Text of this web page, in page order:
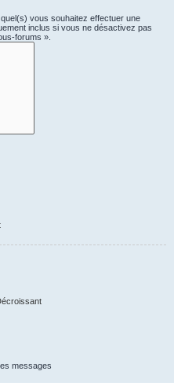
vous souhaitez effectuer une
inclus si vous ne désactivez pas
forums ».
messages